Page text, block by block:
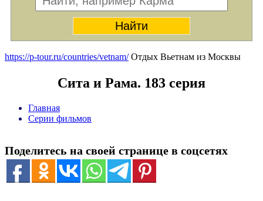
https://p-tour.ru/countries/vetnam/Отдых Вьетнам из Москвы
Сита и Рама. 183 серия
Главная
Серии фильмов
Поделитесь на своей странице в соцсетях